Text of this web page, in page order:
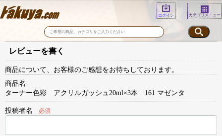
ログイン カテゴリメニュー
レビューを書く
商品について、お客様のご感想をお待ちしております。
商品名
ターナー色彩 アクリルガッシュ20ml×3本 161 マゼンタ
投稿者名 必須